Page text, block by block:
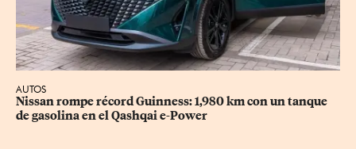
AUTOS
Nissan rompe récord Guinness: 1,980 km con un tanque
de gasolina en el Qashqai e-Power